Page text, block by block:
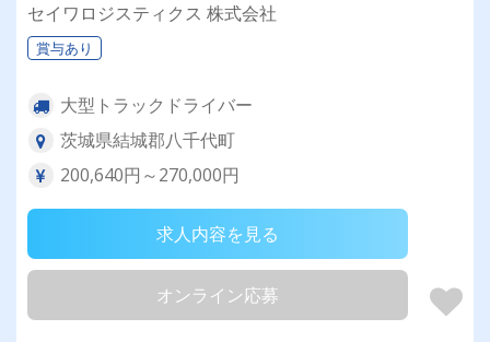
セイワロジスティクス 株式会社
賞与あり
大型トラックドライバー
茨城県結城郡八千代町
200,640円～270,000円
求人内容を見る
オンライン応募